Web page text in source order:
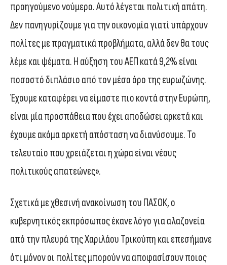
προηγούμενο νούμερο. Αυτό λέγεται πολιτική απάτη.
Δεν πανηγυρίζουμε για την οικονομία γιατί υπάρχουν
πολίτες με πραγματικά προβλήματα, αλλά δεν θα τους
λέμε και ψέματα. Η αύξηση του ΑΕΠ κατά 9,2% είναι
ποσοστό διπλάσιο από τον μέσο όρο της ευρωζώνης.
Έχουμε καταφέρει να είμαστε πιο κοντά στην Ευρώπη,
είναι μία προσπάθεια που έχει αποδώσει αρκετά και
έχουμε ακόμα αρκετή απόσταση να διανύσουμε. Το
τελευταίο που χρειάζεται η χώρα είναι νέους
πολιτικούς απατεώνες».
Σχετικά με χθεσινή ανακοίνωση του ΠΑΣΟΚ, ο
κυβερνητικός εκπρόσωπος έκανε λόγο για αλαζονεία
από την πλευρά της Χαριλάου Τρικούπη και επεσήμανε
ότι μόνον οι πολίτες μπορούν να αποφασίσουν ποιος